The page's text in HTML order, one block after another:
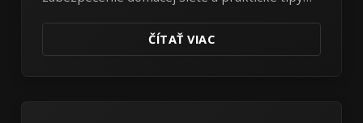
ČÍTAŤ VIAC